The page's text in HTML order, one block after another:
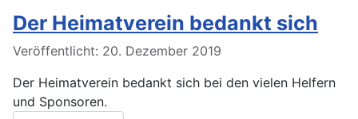
Der Heimatverein bedankt sich
Veröffentlicht: 20. Dezember 2019
Der Heimatverein bedankt sich bei den vielen Helfern
und Sponsoren.